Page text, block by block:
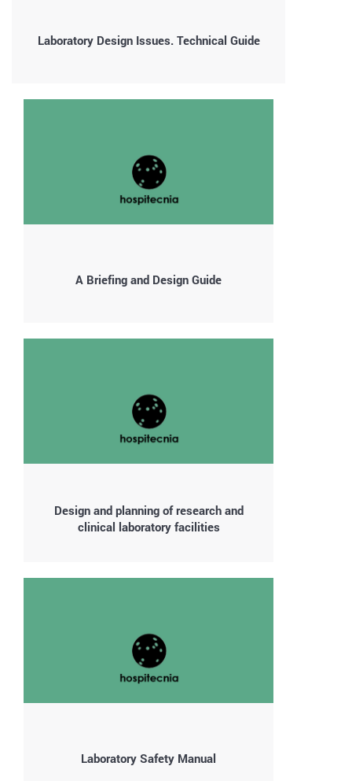
Laboratory Design Issues. Technical Guide
A Briefing and Design Guide
Design and planning of research and
clinical laboratory facilities
Laboratory Safety Manual